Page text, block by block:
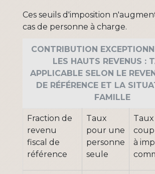
Ces seuils d'imposition
cas de personne à charge.
CONTRIBUTION
LES HAUTS REVENUS :
APPLICABLE SELON LE
DE RÉFÉRENCE ET LA
FAMILLE
Fraction de
revenu
fiscal de
référence
Taux
pour une
personne
seule
à